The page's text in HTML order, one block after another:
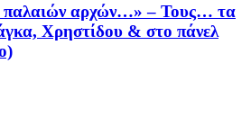
παλαιών αρχών…» – Τους… τα
Χρηστίδου & στο πάνελ